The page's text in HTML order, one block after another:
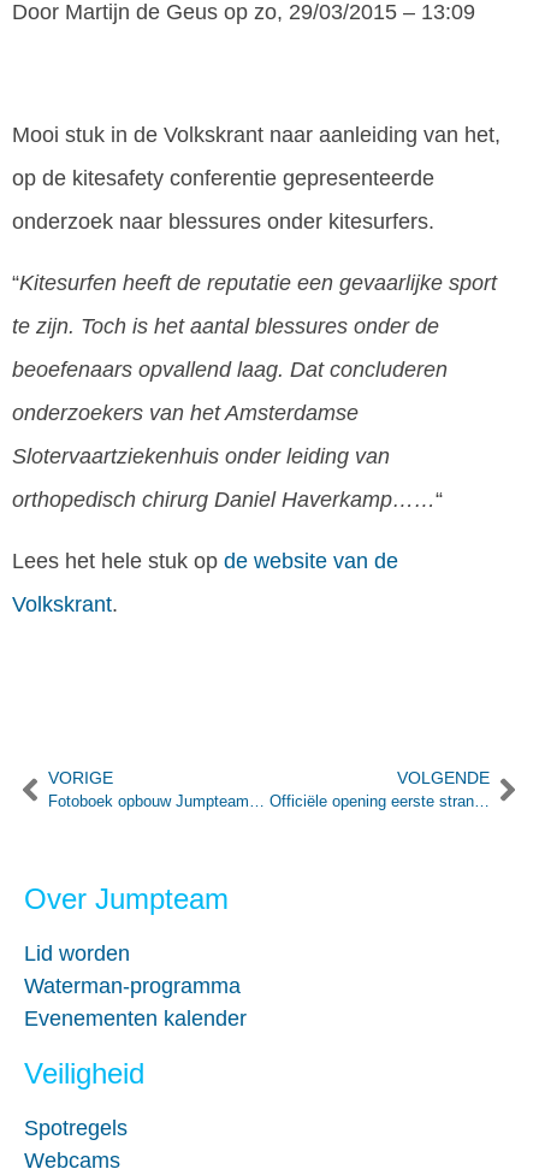
Door Martijn de Geus op zo, 29/03/2015 – 13:09
Mooi stuk in de Volkskrant naar aanleiding van het,
op de kitesafety conferentie gepresenteerde
onderzoek naar blessures onder kitesurfers.
“Kitesurfen heeft de reputatie een gevaarlijke sport
te zijn. Toch is het aantal blessures onder de
beoefenaars opvallend laag. Dat concluderen
onderzoekers van het Amsterdamse
Slotervaartziekenhuis onder leiding van
orthopedisch chirurg Daniel Haverkamp……“
Lees het hele stuk op de website van de
Volkskrant.
VORIGE
Fotoboek opbouw Jumpteam Scheveningen
VOLGENDE
Officiële opening eerste strandbuurthuis van de toekomst.
Over Jumpteam
Lid worden
Waterman-programma
Evenementen kalender
Veiligheid
Spotregels
Webcams